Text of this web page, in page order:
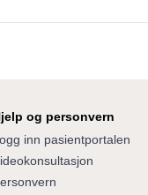
og personvern
inn pasientportalen